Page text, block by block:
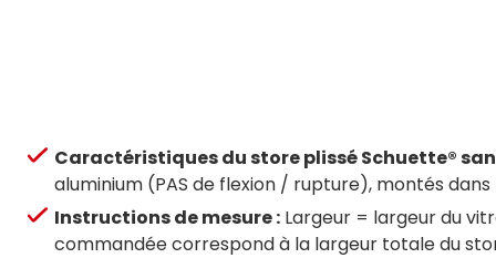
Caractéristiques du store plissé Schuette®
aluminium (PAS de flexion / rupture), montés
Instructions de mesure : Largeur = largeur du
commandée correspond à la largeur totale du